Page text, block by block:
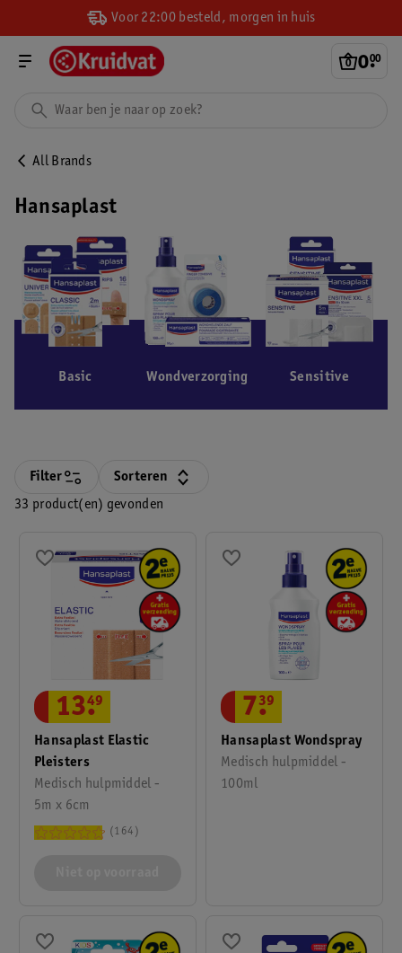
Voor 22:00 besteld, morgen in huis
0.
00
All Brands
Hansaplast
Basic Wondverzorging Sensitive
33 product(en) gevonden
Filter Sorteren
Hansaplast Elastic
Pleisters
Medisch hulpmiddel -
5m x 6cm
13.
49
164
Hansaplast Wondspray
Medisch hulpmiddel -
100ml
7.
39